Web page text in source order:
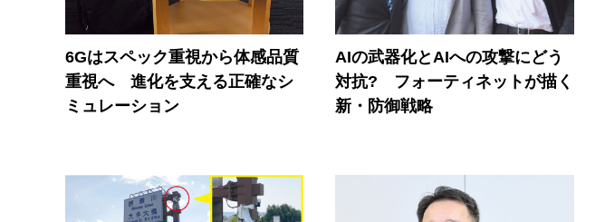
6Gはスペック重視から体感品質
重視へ 進化を支える正確なシ
ミュレーション
AIの武器化とAIへの攻撃にどう
対抗? フォーティネットが描く
新・防御戦略